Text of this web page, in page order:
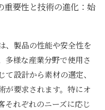
ー対応技術の総まと
？加工業界の現状と
と耐久性を支える金
重要性と技術の進化：始
、製品の性能や安全性を
多様な産業分野で使用さ
設計から素材の選定、
が要求されます。特にオ
それぞれのニーズに応じ